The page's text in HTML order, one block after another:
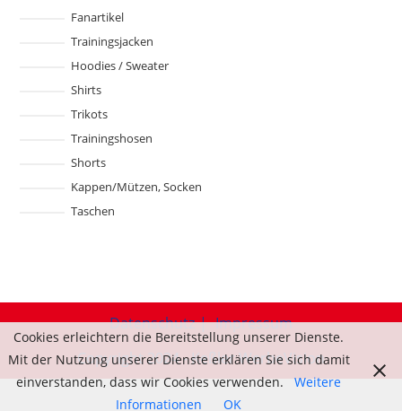
Fanartikel
Trainingsjacken
Hoodies / Sweater
Shirts
Trikots
Trainingshosen
Shorts
Kappen/Mützen, Socken
Taschen
Datenschutz
Impressum
Copyright 2024 - Keßler WerbeVision
Cookies erleichtern die Bereitstellung unserer Dienste.
Mit der Nutzung unserer Dienste erklären Sie sich damit
einverstanden, dass wir Cookies verwenden. Weitere
Informationen
OK